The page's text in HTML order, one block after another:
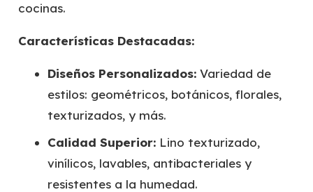
cocinas.
Características Destacadas:
Diseños Personalizados: Variedad de
estilos: geométricos, botánicos, florales,
texturizados, y más.
Calidad Superior: Lino texturizado,
vinílicos, lavables, antibacteriales y
resistentes a la humedad.